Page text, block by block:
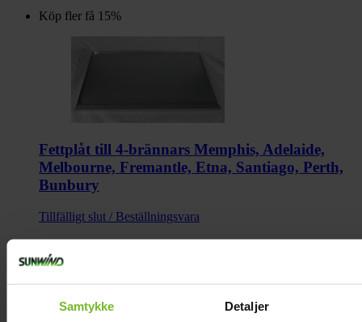
Samtykke Detaljer
Köp fler få 15%
Fettplåt till 4-brännars Memphis, Adelaide,
Melbourne, Fremantle, Etna, Santiago, Perth,
Bunbury
Tillfälligt slut / Beställningsvara
250,-
Köp fler få 15%